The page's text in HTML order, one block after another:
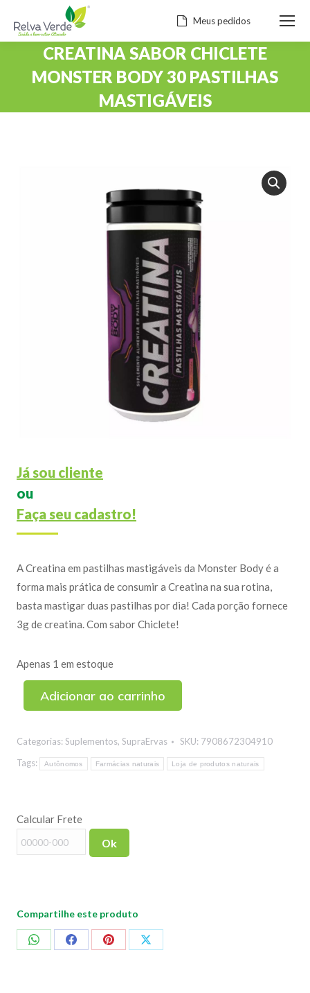
Meus pedidos
CREATINA SABOR CHICLETE
MONSTER BODY 30 PASTILHAS
MASTIGÁVEIS
Já sou cliente
ou
Faça seu cadastro!
A Creatina em pastilhas mastigáveis da Monster Body é a
forma mais prática de consumir a Creatina na sua rotina,
basta mastigar duas pastilhas por dia! Cada porção fornece
3g de creatina. Com sabor Chiclete!
Apenas 1 em estoque
Adicionar ao carrinho
Categorias: Suplementos, SupraErvas SKU: 7908672304910
Tags:
Autônomos Farmácias naturais Loja de produtos naturais
Calcular Frete
Ok
Compartilhe este produto
CompartilharCompartilharCompartilharCompartilhar